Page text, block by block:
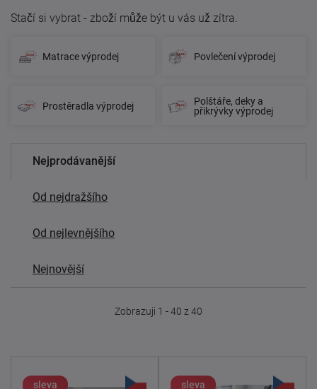
Stačí si vybrat - zboží může být u vás už zítra.
Matrace výprodej Povlečení výprodej
Prostěradla výprodej
Polštáře, deky a
přikrývky výprodej
Nejprodávanější
Od nejdražšího
Od nejlevnějšího
Nejnovější
Zobrazuji 1 - 40 z 40
sleva sleva